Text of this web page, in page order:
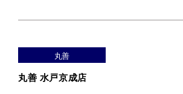
丸善
丸善 水戸京成店